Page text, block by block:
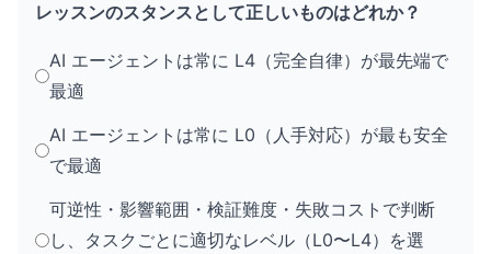
レッスンのスタンスとして正しいものはどれか？
AI エージェントは常に L4（完全自律）が最先端で
最適
AI エージェントは常に L0（人手対応）が最も安全
で最適
可逆性・影響範囲・検証難度・失敗コストで判断
し、タスクごとに適切なレベル（L0〜L4）を選